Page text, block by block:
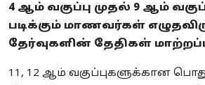
4 ஆம் வகுப்பு முதல் 9 ஆம்
படிக்கும் மாணவர்கள்
தேர்வுகளின் தேதிகள்
11, 12 ஆம் வகுப்புகளுக்கான